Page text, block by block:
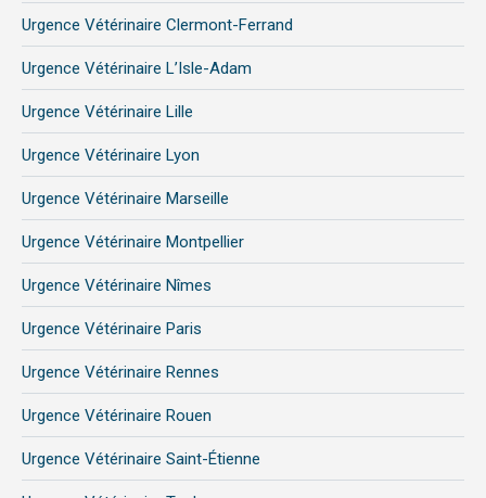
Urgence Vétérinaire Clermont-Ferrand
Urgence Vétérinaire L’Isle-Adam
Urgence Vétérinaire Lille
Urgence Vétérinaire Lyon
Urgence Vétérinaire Marseille
Urgence Vétérinaire Montpellier
Urgence Vétérinaire Nîmes
Urgence Vétérinaire Paris
Urgence Vétérinaire Rennes
Urgence Vétérinaire Rouen
Urgence Vétérinaire Saint-Étienne